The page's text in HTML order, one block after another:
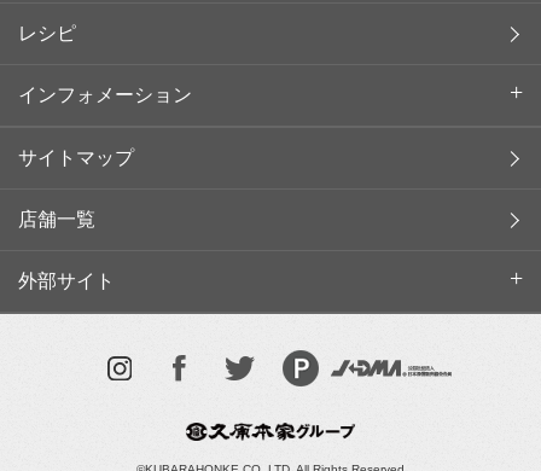
レシピ
インフォメーション
サイトマップ
店舗一覧
外部サイト